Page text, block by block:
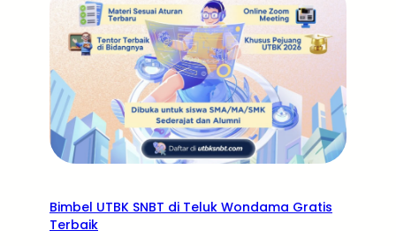
Bimbel UTBK SNBT di Teluk Wondama Gratis
Terbaik